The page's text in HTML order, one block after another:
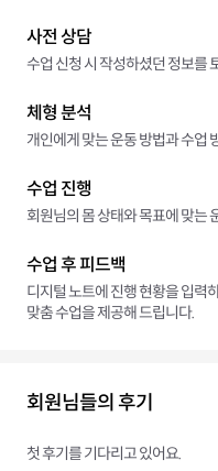
사전 상담
수업 신청 시 작성하셨던 정보를
체형 분석
개인에게 맞는 운동 방법과 수업
수업 진행
회원님의 몸 상태와 목표에 맞는
수업 후 피드백
디지털 노트에 진행 현황을 입력
맞춤 수업을 제공해 드립니다.
회원님들의 후기
첫 후기를 기다리고 있어요.